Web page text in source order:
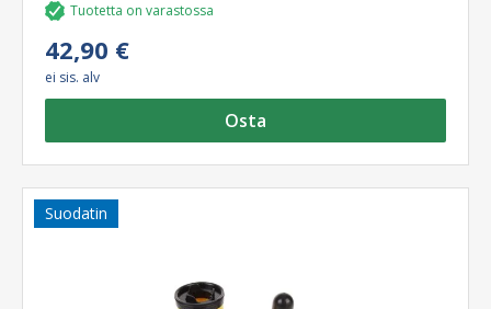
Tuotetta on varastossa
42,90 €
ei sis. alv
Osta
Suodatin